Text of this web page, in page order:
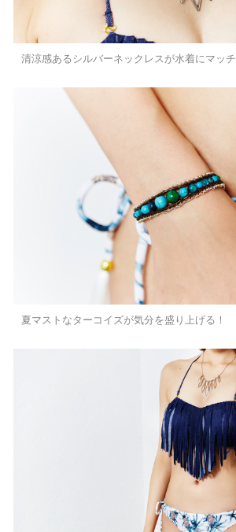
清涼感あるシルバーネックレスが水着にマッチ
夏マストなターコイズが気分を盛り上げる！